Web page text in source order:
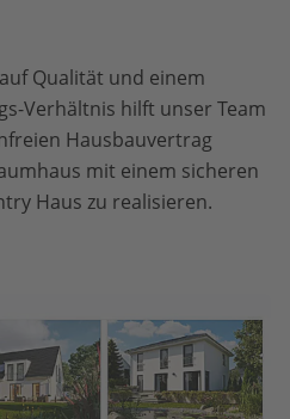
Qualität und einem
Verhältnis hilft unser Team
Hausbauvertrag
mit einem sicheren
Haus zu realisieren.